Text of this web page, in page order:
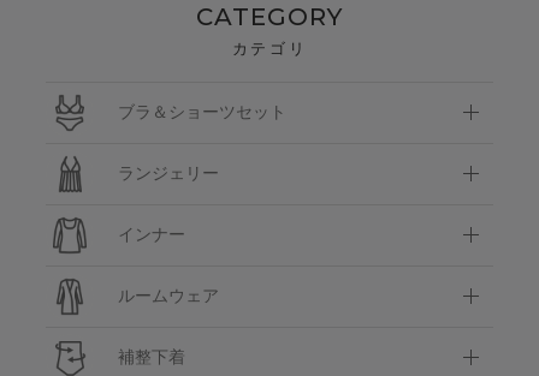
CATEGORY
カテゴリ
ブラ＆ショーツセット
ランジェリー
インナー
ルームウェア
補整下着